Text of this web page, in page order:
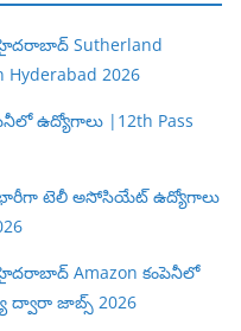
Sutherland
2026
ఉద్యోగాలు |12th Pass
భారీగా టెలీ అసోసియేట్ ఉద్యోగాలు
Amazon కంపెనీలో
ద్వారా జాబ్స్ 2026